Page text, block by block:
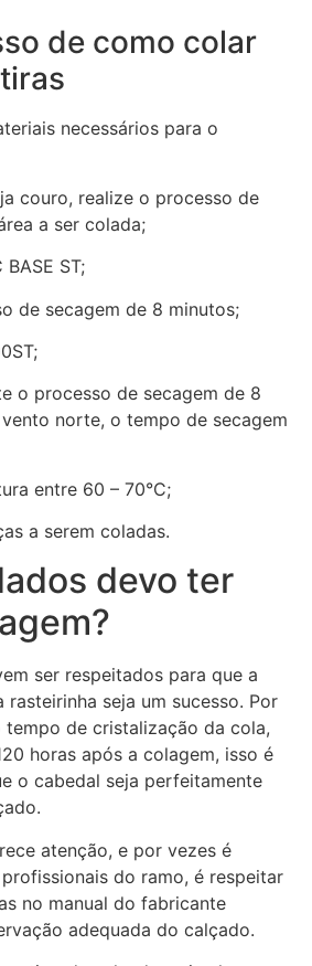
de como colar
necessários para o
couro, realize o processo de
a ser colada;
ST;
de secagem de 8 minutos;
o processo de secagem de 8
norte, o tempo de secagem
entre 60 – 70°C;
a serem coladas.
devo ter
ser respeitados para que a
seja um sucesso. Por
de cristalização da cola,
horas após a colagem, isso é
o cabedal seja perfeitamente
atenção, e por vezes é
do ramo, é respeitar
no manual do fabricante
adequada do calçado.